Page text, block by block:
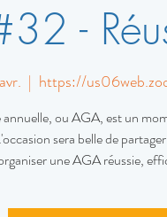
-
  |
https://
annuelle, ou AGA, est un
sera belle de
une AGA réussie,